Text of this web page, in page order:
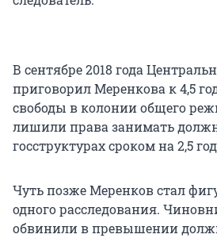
В сентябре 2018 года
приговорил Меренкова к 4,5
свободы в колонии общего
лишили права занимать
госструктурах сроком на 2,5
Чуть позже Меренков стал
одного расследования.
обвинили в превышении